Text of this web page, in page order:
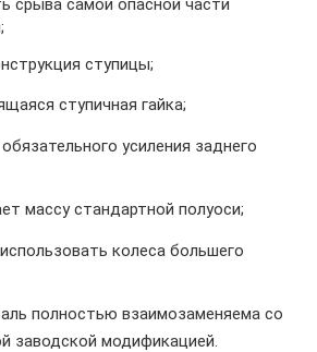
срыва самой опасной части
ступицы;
ступичная гайка;
усиления заднего
массу стандартной полуоси;
колеса большего
полностью взаимозаменяема со
заводской модификацией.